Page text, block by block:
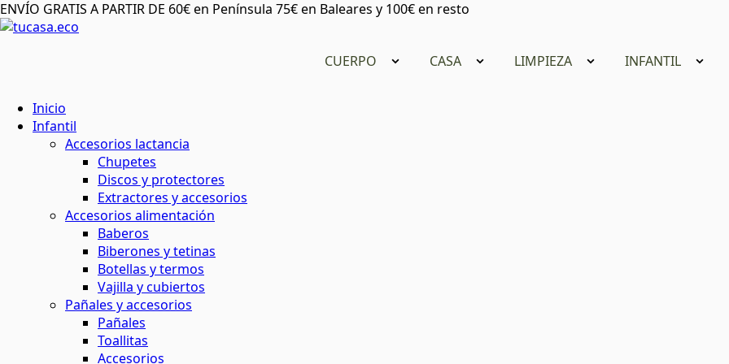
ENVÍO GRATIS A PARTIR DE 60€ en Península 75€ en Baleares y 100€ en resto
CUERPO CASA LIMPIEZA INFANTIL
Inicio
Infantil
Accesorios lactancia
Chupetes
Discos y protectores
Extractores y accesorios
Accesorios alimentación
Baberos
Biberones y tetinas
Botellas y termos
Vajilla y cubiertos
Pañales y accesorios
Pañales
Toallitas
Accesorios